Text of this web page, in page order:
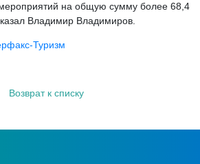
на общую сумму более 68,4
Владимир Владимиров.
Туризм
Возврат к списку